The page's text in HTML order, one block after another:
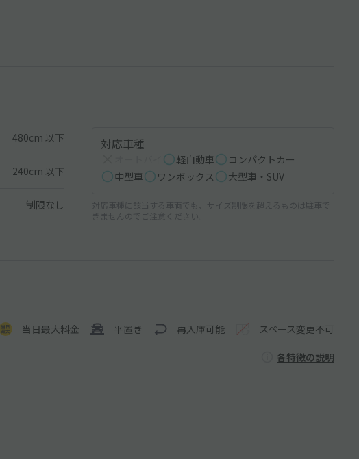
480cm 以下
240cm 以下
制限なし
対応車種
軽自動車
コンパクトカー
中型車
ワンボックス 大型車・SUV
対応車種に該当する車両でも、サイズ制限を超えるものは駐車で
きませんのでご注意ください。
当日最大料金 平置き 再入庫可能 スペース変更不可
各特徴の説明